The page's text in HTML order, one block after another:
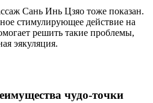
Сань Инь Цзяо тоже показан.
стимулирующее действие на
решить такие проблемы,
эякуляция.
чудо-точки